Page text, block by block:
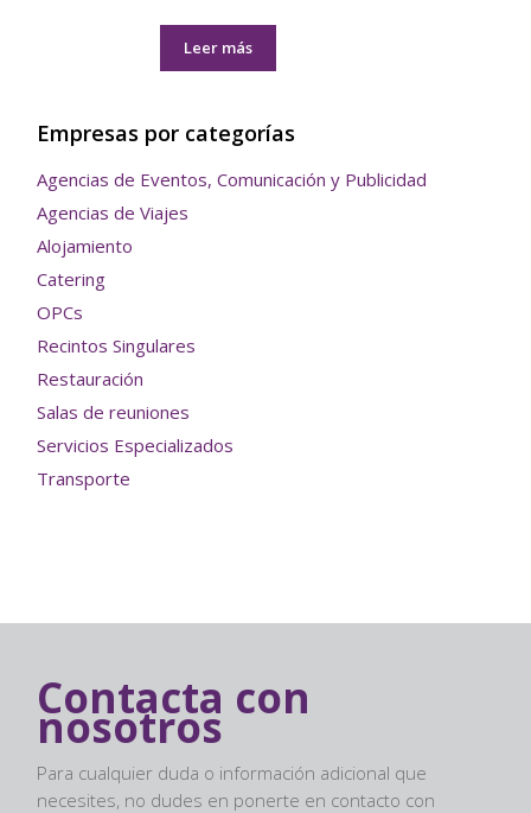
Leer más
Empresas por categorías
Agencias de Eventos, Comunicación y Publicidad
Agencias de Viajes
Alojamiento
Catering
OPCs
Recintos Singulares
Restauración
Salas de reuniones
Servicios Especializados
Transporte
Contacta con
nosotros
Para cualquier duda o información adicional que
necesites, no dudes en ponerte en contacto con